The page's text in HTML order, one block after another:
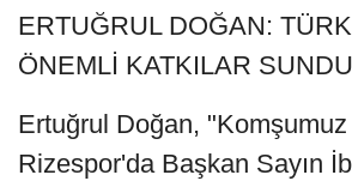
ERTUĞRUL DOĞAN:
ÖNEMLİ KATKILAR SUNDU
Ertuğrul Doğan,
Rizespor'da Başkan Sayın